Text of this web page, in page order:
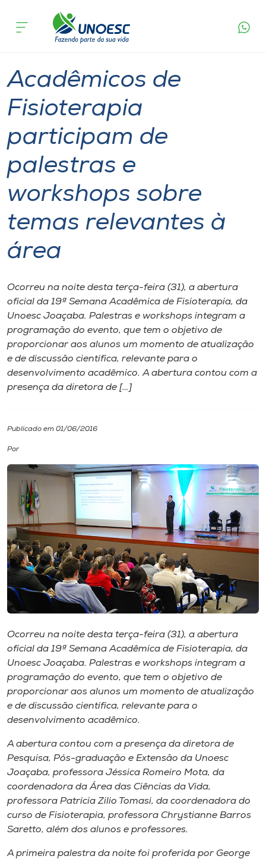
Cursos
Pesquisa
Atendimento ao Estudante
Portal de Ensino
Unoesc
Internacionalização
I.nova
Diplomados
Cultura
Biblioteca
Editora
Rádio
Museu
Unoesc
Store
Selecione
A+
A-
acontece
área
Acadêmicos de
Fisioterapia
participam de
palestras e
workshops sobre
temas relevantes à
área
Ocorreu na noite desta terça-feira (31), a abertura
oficial da 19ª Semana Acadêmica de Fisioterapia, da
Unoesc Joaçaba. Palestras e workshops integram a
programação do evento, que tem o objetivo de
proporcionar aos alunos um momento de atualização
e de discussão científica, relevante para o
desenvolvimento acadêmico. A abertura contou com a
presença da diretora de […]
Publicado em 01/06/2016
Por
Ocorreu na noite desta terça-feira (31), a abertura
oficial da 19ª Semana Acadêmica de Fisioterapia, da
Unoesc Joaçaba. Palestras e workshops integram a
programação do evento, que tem o objetivo de
proporcionar aos alunos um momento de atualização
e de discussão científica, relevante para o
desenvolvimento acadêmico.
A abertura contou com a presença da diretora de
Pesquisa, Pós-graduação e Extensão da Unoesc
Joaçaba, professora Jéssica Romeiro Mota, da
coordenadora da Área das Ciências da Vida,
professora Patrícia Zilio Tomasi, da coordenadora do
curso de Fisioterapia, professora Chrystianne Barros
Saretto, além dos alunos e professores.
A primeira palestra da noite foi proferida por George